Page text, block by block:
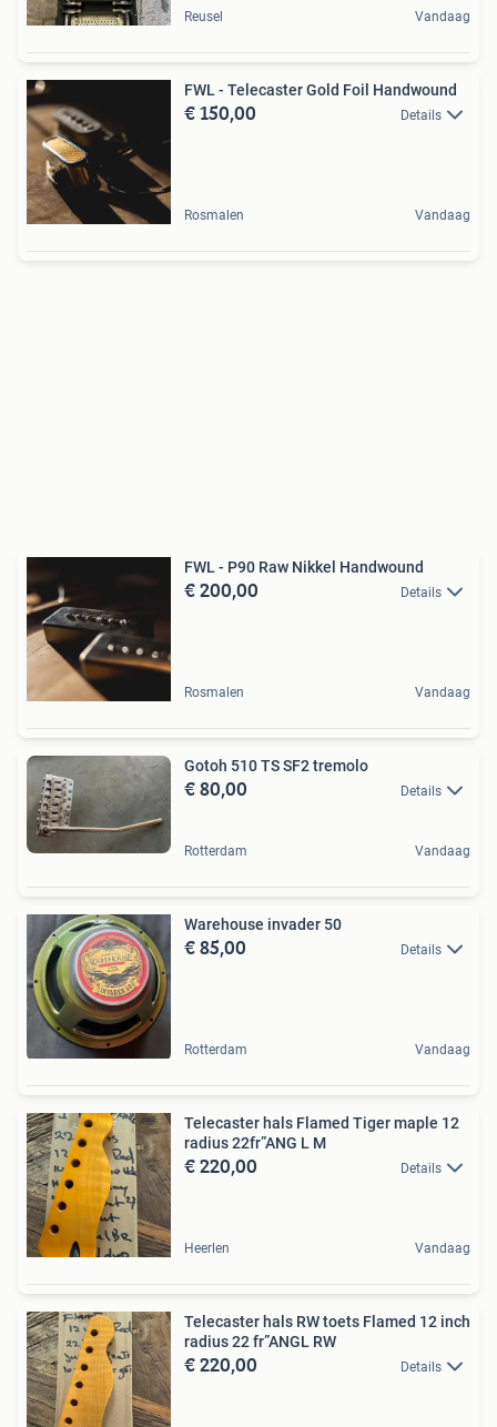
Reusel Vandaag
FWL - Telecaster Gold Foil Handwound
€ 150,00 Details
Rosmalen Vandaag
FWL - P90 Raw Nikkel Handwound
€ 200,00 Details
Rosmalen Vandaag
Gotoh 510 TS SF2 tremolo
€ 80,00 Details
Rotterdam Vandaag
Warehouse invader 50
€ 85,00 Details
Rotterdam Vandaag
Telecaster hals Flamed Tiger maple 12
radius 22fr”ANG L M
€ 220,00 Details
Heerlen Vandaag
Telecaster hals RW toets Flamed 12 inch
radius 22 fr”ANGL RW
€ 220,00 Details